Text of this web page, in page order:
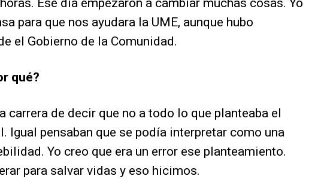
Ese día empezaron a cambiar muchas cosas. Yo
para que nos ayudara la UME, aunque hubo
el Gobierno de la Comunidad.
qué?
carrera de decir que no a todo lo que planteaba el
Igual pensaban que se podía interpretar como una
Yo creo que era un error ese planteamiento.
para salvar vidas y eso hicimos.